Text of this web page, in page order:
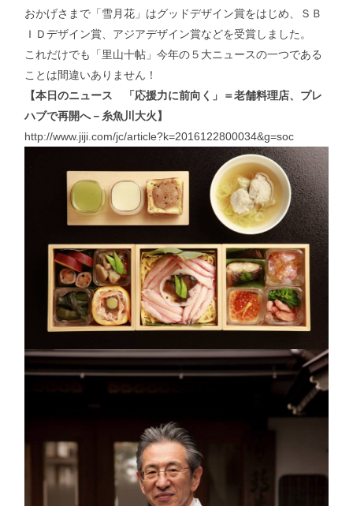
おかげさまで「雪月花」はグッドデザイン賞をはじめ、ＳＢ
ＩＤデザイン賞、アジアデザイン賞などを受賞しました。
これだけでも「里山十帖」今年の５大ニュースの一つである
ことは間違いありません！
【本日のニュース 「応援力に前向く」＝老舗料理店、プレ
ハブで再開へ－糸魚川大火】
http://www.jiji.com/jc/article?k=2016122800034&g=soc